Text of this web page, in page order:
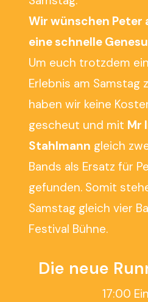
Wir wünschen Peter
eine schnelle
Um euch trotzdem
Erlebnis am Samstag
haben wir keine
gescheut und mit Mr
Stahlmann gleich
Bands als Ersatz für
gefunden. Somit
Samstag gleich vier
Festival Bühne.
Die neue
17:00